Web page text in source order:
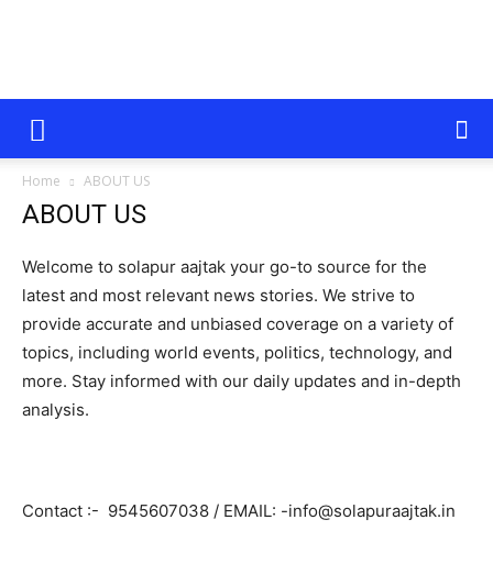
सोलापूर
Home ABOUT US
ABOUT US
Welcome to solapur aajtak your go-to source for the
latest and most relevant news stories. We strive to
provide accurate and unbiased coverage on a variety of
topics, including world events, politics, technology, and
more. Stay informed with our daily updates and in-depth
analysis.
Contact :- 9545607038 / EMAIL: -info@solapuraajtak.in